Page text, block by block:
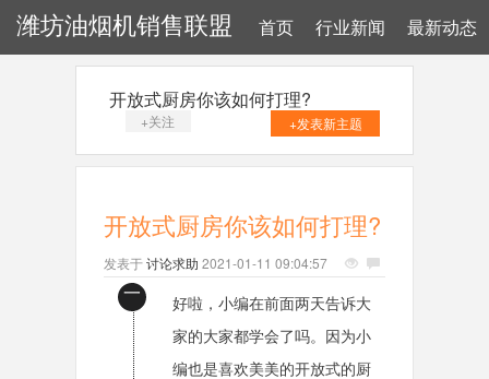
潍坊油烟机销售联盟 首页 行业新闻 最新动态
开放式厨房你该如何打理?
+关注 +发表新主题
开放式厨房你该如何打理?
发表于讨论求助 2021-01-11 09:04:57
一
好啦，小编在前面两天告诉大
家的大家都学会了吗。因为小
编也是喜欢美美的开放式的厨